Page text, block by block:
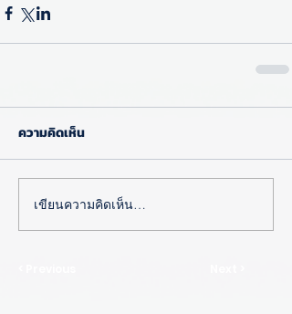
ความคิดเห็น
เขียนความคิดเห็น…